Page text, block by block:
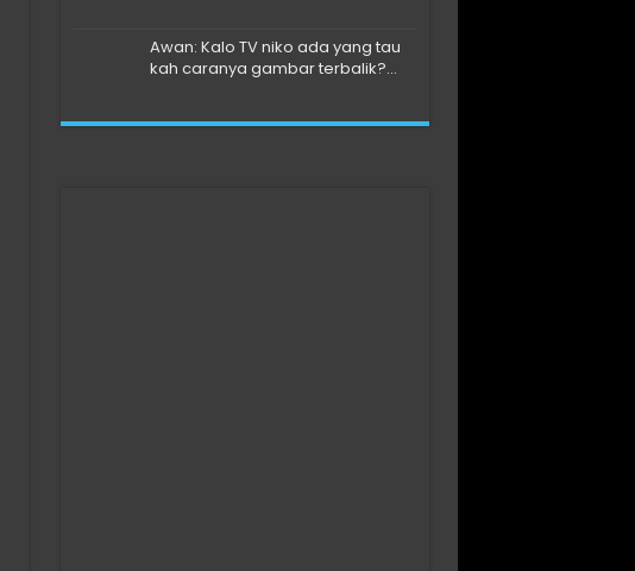
Awan: Kalo TV niko ada yang tau
kah caranya gambar terbalik?...